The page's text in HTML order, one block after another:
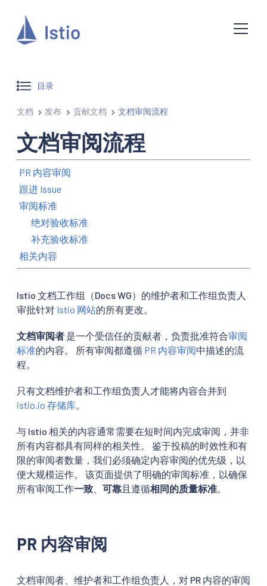
目录
文档 发布 贡献文档 文档审阅流程
文档审阅流程
PR 内容审阅
跟进 Issue
审阅标准
绝对验收标准
补充验收标准
相关内容
Istio 文档工作组（Docs WG）的维护者和工作组负责人
审批针对 Istio 网站的所有更改。
文档审阅者 是一个受信任的贡献者，负责批准符合审阅
标准的内容。 所有审阅都遵循 PR 内容审阅中描述的流
程。
只有文档维护者和工作组负责人才能将内容合并到
istio.io 存储库
与 Istio 相关的内容通常需要在短时间内完成审阅，并非
所有内容都具有同样的相关性。 鉴于投稿的时效性和有
限的审阅者数量，我们必须确定内容审阅的优先级，以
便大规模运作。 该页面提供了明确的审阅标准，以确保
所有审阅工作一致 可靠且遵循相同的质量标准
PR 内容审阅
文档审阅者、维护者和工作组负责人，对 PR 内容的审阅